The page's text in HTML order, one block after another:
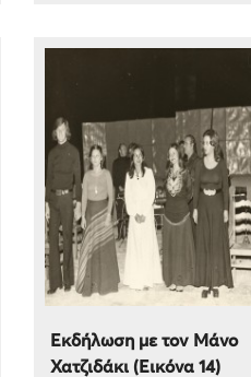
Εκδήλωση με τον Μάνο
Χατζιδάκι (Εικόνα 14)